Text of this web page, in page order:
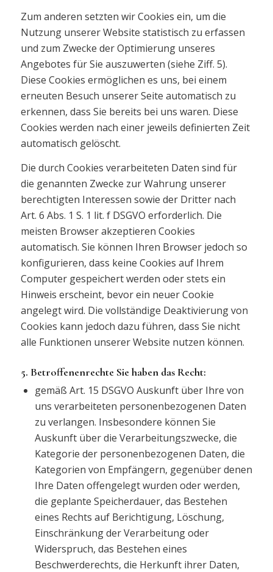
Zum anderen setzten wir Cookies ein, um die
Nutzung unserer Website statistisch zu erfassen
und zum Zwecke der Optimierung unseres
Angebotes für Sie auszuwerten (siehe Ziff. 5).
Diese Cookies ermöglichen es uns, bei einem
erneuten Besuch unserer Seite automatisch zu
erkennen, dass Sie bereits bei uns waren. Diese
Cookies werden nach einer jeweils definierten Zeit
automatisch gelöscht.
Die durch Cookies verarbeiteten Daten sind für
die genannten Zwecke zur Wahrung unserer
berechtigten Interessen sowie der Dritter nach
Art. 6 Abs. 1 S. 1 lit. f DSGVO erforderlich. Die
meisten Browser akzeptieren Cookies
automatisch. Sie können Ihren Browser jedoch so
konfigurieren, dass keine Cookies auf Ihrem
Computer gespeichert werden oder stets ein
Hinweis erscheint, bevor ein neuer Cookie
angelegt wird. Die vollständige Deaktivierung von
Cookies kann jedoch dazu führen, dass Sie nicht
alle Funktionen unserer Website nutzen können.
5. Betroffenenrechte Sie haben das Recht:
gemäß Art. 15 DSGVO Auskunft über Ihre von
uns verarbeiteten personenbezogenen Daten
zu verlangen. Insbesondere können Sie
Auskunft über die Verarbeitungszwecke, die
Kategorie der personenbezogenen Daten, die
Kategorien von Empfängern, gegenüber denen
Ihre Daten offengelegt wurden oder werden,
die geplante Speicherdauer, das Bestehen
eines Rechts auf Berichtigung, Löschung,
Einschränkung der Verarbeitung oder
Widerspruch, das Bestehen eines
Beschwerderechts, die Herkunft ihrer Daten,